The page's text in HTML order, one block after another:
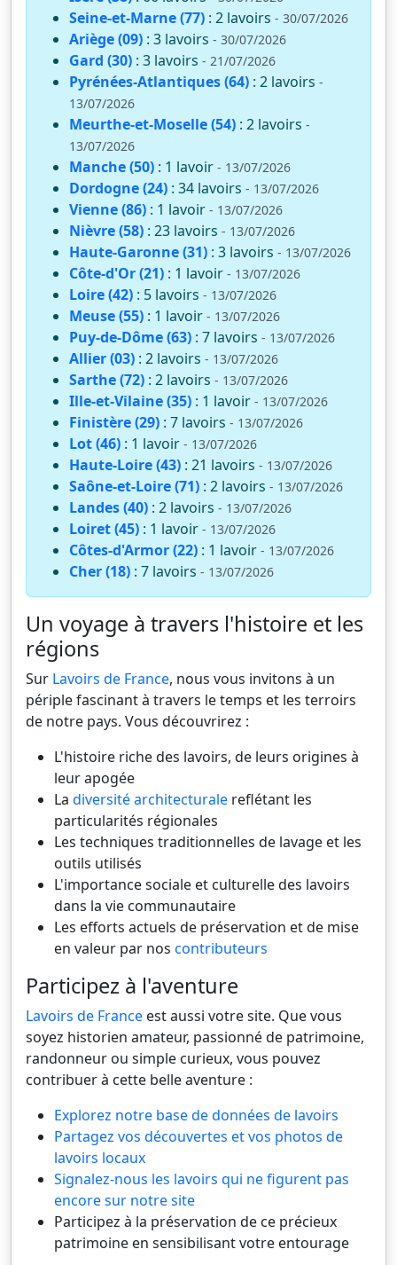
Seine-et-Marne (77) : 2 lavoirs - 30/07/2026
Ariège (09) : 3 lavoirs - 30/07/2026
Gard (30) : 3 lavoirs - 21/07/2026
Pyrénées-Atlantiques (64) : 2 lavoirs -
13/07/2026
Meurthe-et-Moselle (54) : 2 lavoirs -
13/07/2026
Manche (50) : 1 lavoir - 13/07/2026
Dordogne (24) : 34 lavoirs - 13/07/2026
Vienne (86) : 1 lavoir - 13/07/2026
Nièvre (58) : 23 lavoirs - 13/07/2026
Haute-Garonne (31) : 3 lavoirs - 13/07/2026
Côte-d'Or (21) : 1 lavoir - 13/07/2026
Loire (42) : 5 lavoirs - 13/07/2026
Meuse (55) : 1 lavoir - 13/07/2026
Puy-de-Dôme (63) : 7 lavoirs - 13/07/2026
Allier (03) : 2 lavoirs - 13/07/2026
Sarthe (72) : 2 lavoirs - 13/07/2026
Ille-et-Vilaine (35) : 1 lavoir - 13/07/2026
Finistère (29) : 7 lavoirs - 13/07/2026
Lot (46) : 1 lavoir - 13/07/2026
Haute-Loire (43) : 21 lavoirs - 13/07/2026
Saône-et-Loire (71) : 2 lavoirs - 13/07/2026
Landes (40) : 2 lavoirs - 13/07/2026
Loiret (45) : 1 lavoir - 13/07/2026
Côtes-d'Armor (22) : 1 lavoir - 13/07/2026
Cher (18) : 7 lavoirs - 13/07/2026
Un voyage à travers l'histoire et les
régions
Sur Lavoirs de France, nous vous invitons à un
périple fascinant à travers le temps et les terroirs
de notre pays. Vous découvrirez :
L'histoire riche des lavoirs, de leurs origines à
leur apogée
La diversité architecturale reflétant les
particularités régionales
Les techniques traditionnelles de lavage et les
outils utilisés
L'importance sociale et culturelle des lavoirs
dans la vie communautaire
Les efforts actuels de préservation et de mise
en valeur par nos contributeurs
Participez à l'aventure
Lavoirs de France est aussi votre site. Que vous
soyez historien amateur, passionné de patrimoine,
randonneur ou simple curieux, vous pouvez
contribuer à cette belle aventure :
Explorez notre base de données de lavoirs
Partagez vos découvertes et vos photos de
lavoirs locaux
Signalez-nous les lavoirs qui ne figurent pas
encore sur notre site
Participez à la préservation de ce précieux
patrimoine en sensibilisant votre entourage